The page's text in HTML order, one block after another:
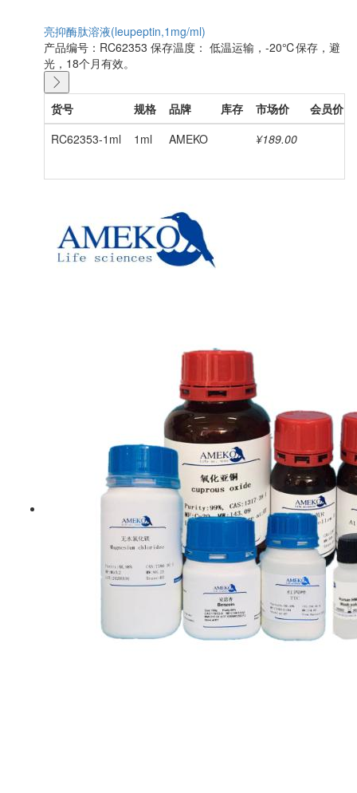
亮抑酶肽溶液(leupeptin,1mg/ml)
产品编号：RC62353 保存温度： 低温运输，-20℃保存，避
光，18个月有效。
货号 规格 品牌 库存 市场价 会员价
RC62353-1ml
1ml AMEKO ¥189.00